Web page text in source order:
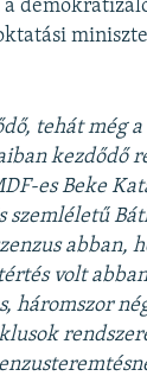
tehát még
kezdődő
es Beke
szemléletű
abban,
volt
háromszor